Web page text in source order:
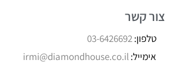
צור קשר
טלפון:03-6426692
אימייל:irmi@diamondhouse.co.il